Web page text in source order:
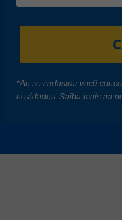
*Ao se cadastrar você
novidades. Saiba mais na